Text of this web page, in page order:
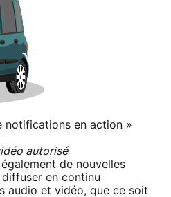
notifications en action »
autorisé
de nouvelles
en continu
audio et vidéo, que ce soit